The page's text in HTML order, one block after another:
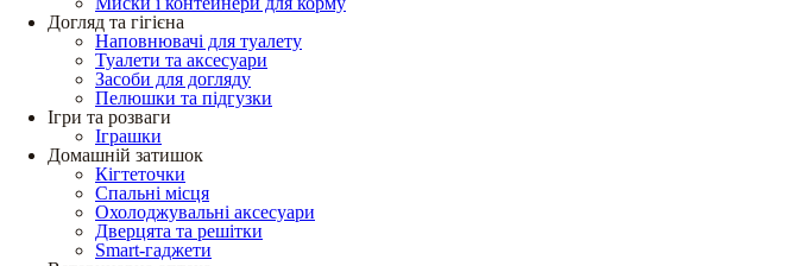
Догляд та гігієна
Наповнювачі для туалету
Туалети та аксесуари
Засоби для догляду
Пелюшки та підгузки
Ігри та розваги
Іграшки
Домашній затишок
Кігтеточки
Спальні місця
Охолоджувальні аксесуари
Дверцята та решітки
Smart-гаджети